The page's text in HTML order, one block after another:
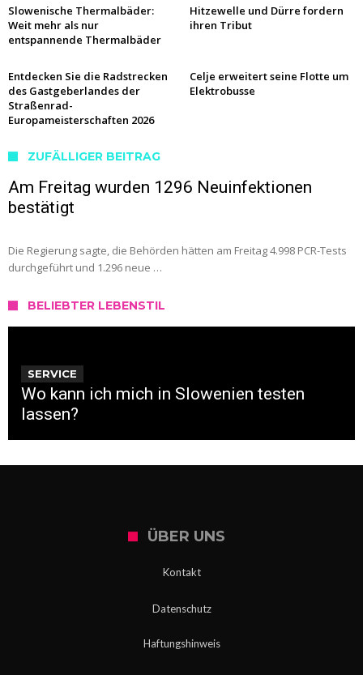
Slowenische Thermalbäder:
Weit mehr als nur
entspannende Thermalbäder
Hitzewelle und Dürre fordern
ihren Tribut
Entdecken Sie die Radstrecken
des Gastgeberlandes der
Straßenrad-
Europameisterschaften 2026
Celje erweitert seine Flotte um
Elektrobusse
ZUFÄLLIGER BEITRAG
Am Freitag wurden 1296 Neuinfektionen
bestätigt
Die Regierung sagte, die Behörden hätten am Freitag 4.998 PCR-Tests
durchgeführt und 1.296 neue …
BELIEBTER LEBENSTIL
SERVICE
Wo kann ich mich in Slowenien testen
lassen?
ÜBER UNS
Kontakt
Datenschutz
Haftungshinweis